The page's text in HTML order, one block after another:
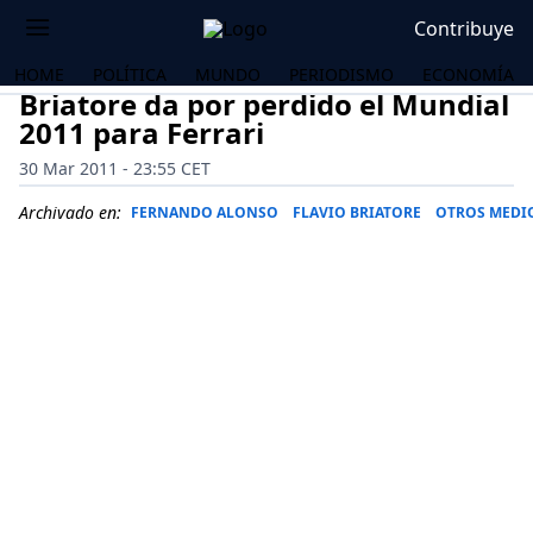
Contribuye
HOME POLÍTICA MUNDO PERIODISMO ECONOMÍA
Briatore da por perdido el Mundial
2011 para Ferrari
30 Mar 2011 - 23:55 CET
Archivado en: FERNANDO ALONSO FLAVIO BRIATORE OTROS